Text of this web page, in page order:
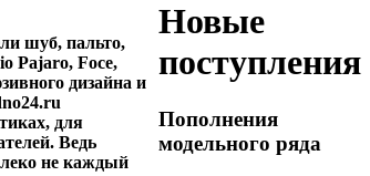
шуб, пальто,
Pajaro, Foce,
дизайна и
для
Ведь
не каждый
Новые
поступления
Пополнения
модельного ряда